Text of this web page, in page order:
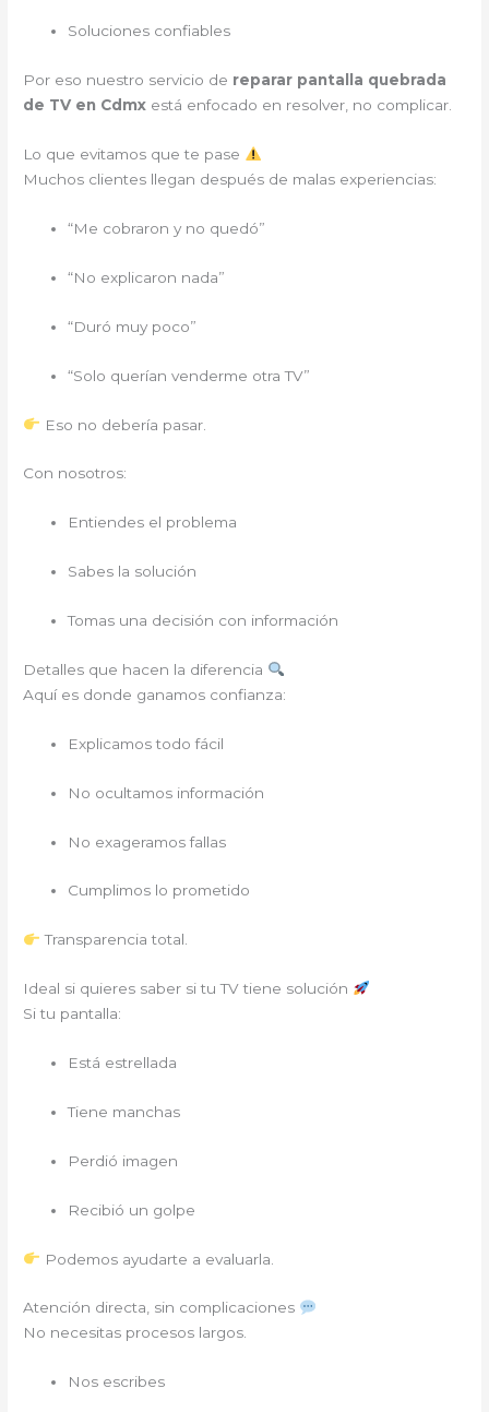
Soluciones confiables
Por eso nuestro servicio de reparar pantalla quebrada
de TV en Cdmx está enfocado en resolver, no complicar.
Lo que evitamos que te pase
Muchos clientes llegan después de malas experiencias:
“Me cobraron y no quedó”
“No explicaron nada”
“Duró muy poco”
“Solo querían venderme otra TV”
Eso no debería pasar.
Con nosotros:
Entiendes el problema
Sabes la solución
Tomas una decisión con información
Detalles que hacen la diferencia
Aquí es donde ganamos confianza:
Explicamos todo fácil
No ocultamos información
No exageramos fallas
Cumplimos lo prometido
Transparencia total.
Ideal si quieres saber si tu TV tiene solución
Si tu pantalla:
Está estrellada
Tiene manchas
Perdió imagen
Recibió un golpe
Podemos ayudarte a evaluarla.
Atención directa, sin complicaciones
No necesitas procesos largos.
Nos escribes